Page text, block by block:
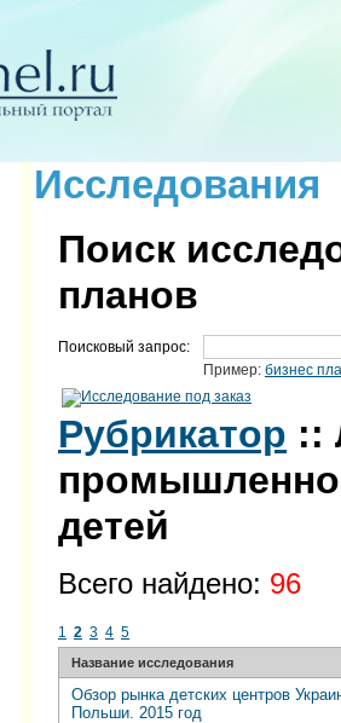
Исследования
Поиск
планов
Поисковый запрос:
Пример: бизнес
Рубрикатор ::
детей
Всего найдено: 96
1 2 3 4 5
Название исследования
Обзор рынка детских центров
Польши. 2015 год